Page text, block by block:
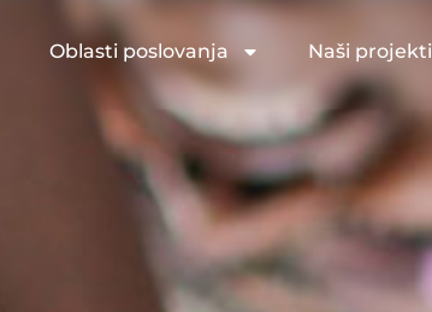
Oblasti poslovanja Naši projekti